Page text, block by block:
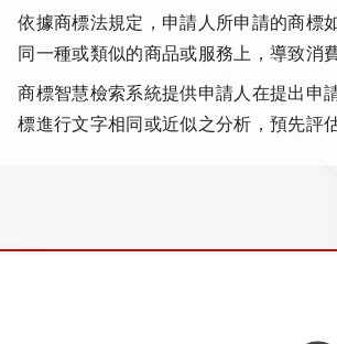
依據商標法規定，申請人所申請的商標
同一種或類似的商品或服務上，導致消
商標智慧檢索系統提供申請人在提出申
標進行文字相同或近似之分析，預先評